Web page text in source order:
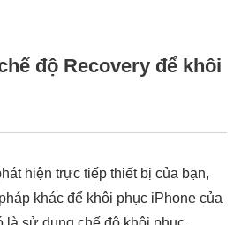
độ Recovery để khôi
hiện trực tiếp thiết bị của bạn,
khác để khôi phục iPhone của